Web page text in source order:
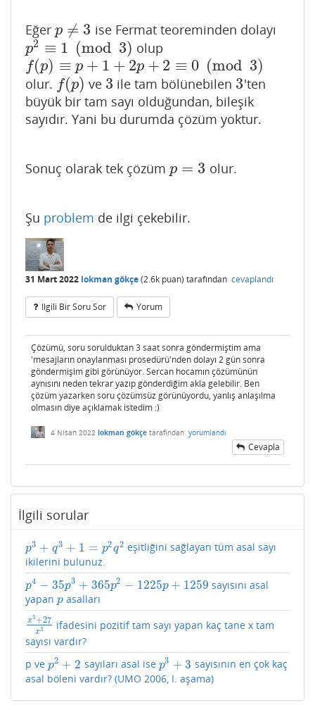
Eğer p ≠ 3
p ≠3 ise Fermat teoreminden dolayı
p2 ≡ 1 (mod 3)
p2 ≡1( mod3) olup
f(p) ≡ p + 1 + 2p + 2 ≡ 0 (mod 3)
f(p)≡p +1 +2p+ 2 ≡0 mod3 )
olur. f(p)
f(p) ve 3
3 ile tam bölünebilen 3
3'ten
büyük bir tam sayı olduğundan, bileşik
sayıdır. Yani bu durumda çözüm yoktur.
Sonuç olarak tek çözüm p = 3
p =3 olur.
Şu problem de ilgi çekebilir.
31 Mart 2022 lokman gökçe(2.6k puan) tarafından cevaplandı
Ilgili Bir Soru Sor Yorum
Çözümü, soru sorulduktan 3 saat sonra göndermiştim ama
'mesajların onaylanması prosedürü'nden dolayı 2 gün sonra
göndermişim gibi görünüyor. Sercan hocamın çözümünün
aynısını neden tekrar yazıp gönderdiğim akla gelebilir. Ben
çözüm yazarken soru çözümsüz görünüyordu, yanlış anlaşılma
olmasın diye açıklamak istedim :)
4 Nisan 2022 lokman gökçe tarafından yorumlandı
Cevapla
İlgili sorular
p3 + q3 + 1 = p2q2
p3 +q 3+1 =p 2q2
eşitliğini sağlayan tüm asal sayı
ikilerini bulunuz.
p4 − 35p3 + 365p2 − 1225p + 1259
p4 −35p3+365 p2−1225p +1259
sayısını asal
yapan p
pasalları
x5+27
x3
x5+27 x3
ifadesini pozitif tam sayı yapan kaç tane x tam
sayısı vardır?
p ve p2 + 2
p2 +2 sayıları asal ise p3 + 3
p3 +3
sayısının en çok kaç
asal böleni vardır? (UMO 2006, I. aşama)